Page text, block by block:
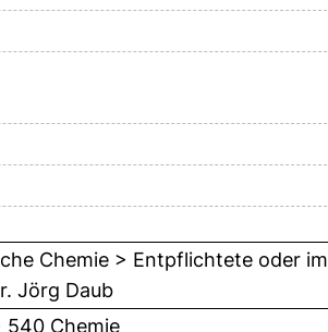
Chemie > Entpflichtete oder im
Jörg Daub
540 Chemie